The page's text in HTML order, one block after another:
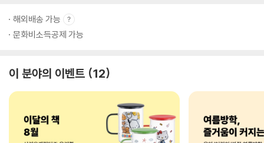
해외배송 가능
문화비소득공제 가능
이 분야의 이벤트 12